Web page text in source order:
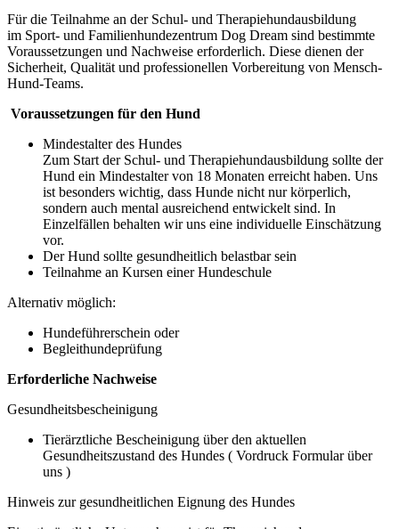
Für die Teilnahme an der Schul- und Therapiehundausbildung
im Sport- und Familienhundezentrum Dog Dream sind bestimmte
Voraussetzungen und Nachweise erforderlich. Diese dienen der
Sicherheit, Qualität und professionellen Vorbereitung von Mensch-
Hund-Teams.
Voraussetzungen für den Hund
Mindestalter des Hundes
Zum Start der Schul- und Therapiehundausbildung sollte der
Hund ein Mindestalter von 18 Monaten erreicht haben. Uns
ist besonders wichtig, dass Hunde nicht nur körperlich,
sondern auch mental ausreichend entwickelt sind. In
Einzelfällen behalten wir uns eine individuelle Einschätzung
vor.
Der Hund sollte gesundheitlich belastbar sein
Teilnahme an Kursen einer Hundeschule
Alternativ möglich:
Hundeführerschein oder
Begleithundeprüfung
Erforderliche Nachweise
Gesundheitsbescheinigung
Tierärztliche Bescheinigung über den aktuellen
Gesundheitszustand des Hundes ( Vordruck Formular über
uns )
Hinweis zur gesundheitlichen Eignung des Hundes